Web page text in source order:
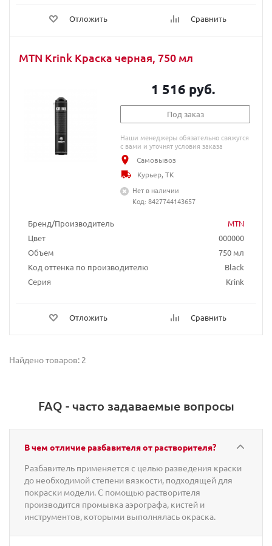
Отложить Сравнить
MTN Krink Краска черная, 750 мл
Бренд/Производитель
MTN
Цвет
000000
Объем
750 мл
Код оттенка по производителю
Black
Серия
Krink
Отложить Сравнить
1 516 руб.
Под заказ
Наши менеджеры обязательно свяжутся
с вами и уточнят условия заказа
Самовывоз
Курьер, ТК
Нет в наличии
Код: 8427744143657
Найдено товаров: 2
FAQ - часто задаваемые вопросы
В чем отличие разбавителя от растворителя?
Разбавитель применяется с целью разведения краски
до необходимой степени вязкости, подходящей для
покраски модели. С помощью растворителя
производится промывка аэрографа, кистей и
инструментов, которыми выполнялась окраска.